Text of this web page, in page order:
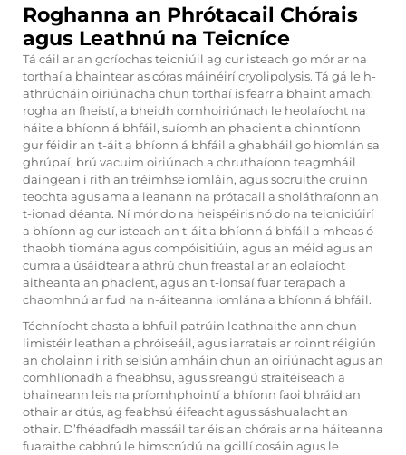
Roghanna an Phrótacail Chórais
agus Leathnú na Teicníce
Tá cáil ar an gcríochas teicniúil ag cur isteach go mór ar na
torthaí a bhaintear as córas máinéirí cryolipolysis. Tá gá le h-
athrúcháin oiriúnacha chun torthaí is fearr a bhaint amach:
rogha an fheistí, a bheidh comhoiriúnach le heolaíocht na
háite a bhíonn á bhfáil, suíomh an phacient a chinntíonn
gur féidir an t-áit a bhíonn á bhfáil a ghabháil go hiomlán sa
ghrúpaí, brú vacuim oiriúnach a chruthaíonn teagmháil
daingean i rith an tréimhse iomláin, agus socruithe cruinn
teochta agus ama a leanann na prótacail a sholáthraíonn an
t-ionad déanta. Ní mór do na heispéiris nó do na teicniciúirí
a bhíonn ag cur isteach an t-áit a bhíonn á bhfáil a mheas ó
thaobh tiomána agus compóisitiúin, agus an méid agus an
cumra a úsáidtear a athrú chun freastal ar an eolaíocht
aitheanta an phacient, agus an t-ionsaí fuar terapach a
chaomhnú ar fud na n-áiteanna iomlána a bhíonn á bhfáil.
Téchníocht chasta a bhfuil patrúin leathnaithe ann chun
limistéir leathan a phróiseáil, agus iarratais ar roinnt réigiún
an cholainn i rith seisiún amháin chun an oiriúnacht agus an
comhlíonadh a fheabhsú, agus sreangú straitéiseach a
bhaineann leis na príomhphointí a bhíonn faoi bhráid an
othair ar dtús, ag feabhsú éifeacht agus sáshualacht an
othair. D’fhéadfadh massáil tar éis an chórais ar na háiteanna
fuaraithe cabhrú le himscrúdú na gcillí cosáin agus le